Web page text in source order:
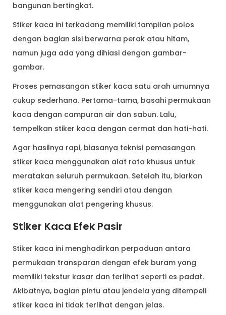
bangunan bertingkat.
Stiker kaca ini terkadang memiliki tampilan polos
dengan bagian sisi berwarna perak atau hitam,
namun juga ada yang dihiasi dengan gambar-
gambar.
Proses pemasangan stiker kaca satu arah umumnya
cukup sederhana. Pertama-tama, basahi permukaan
kaca dengan campuran air dan sabun. Lalu,
tempelkan stiker kaca dengan cermat dan hati-hati.
Agar hasilnya rapi, biasanya teknisi pemasangan
stiker kaca menggunakan alat rata khusus untuk
meratakan seluruh permukaan. Setelah itu, biarkan
stiker kaca mengering sendiri atau dengan
menggunakan alat pengering khusus.
Stiker Kaca Efek Pasir
Stiker kaca ini menghadirkan perpaduan antara
permukaan transparan dengan efek buram yang
memiliki tekstur kasar dan terlihat seperti es padat.
Akibatnya, bagian pintu atau jendela yang ditempeli
stiker kaca ini tidak terlihat dengan jelas.